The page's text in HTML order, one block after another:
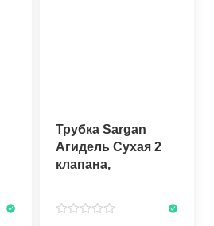
Трубка Sargan
Агидель Сухая 2
клапана,
прозрачный/
силикон